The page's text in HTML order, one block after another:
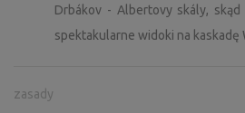
automatyczne potwierdzenie :).
zapraszam do obejrzenia "video
Drbákov - Albertovy skály, skąd
spektakularne widoki na kaskadę
zasady